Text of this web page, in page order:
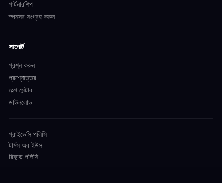
পার্টনারশিপ
স্পনসর সংগ্রহ করুন
সাপোর্ট
প্রশ্ন করুন
প্রশ্নোত্তর
হেল্প সেন্টার
ডাউনলোড
প্রাইভেসি পলিসি
টার্মস অব ইউস
রিফান্ড পলিসি